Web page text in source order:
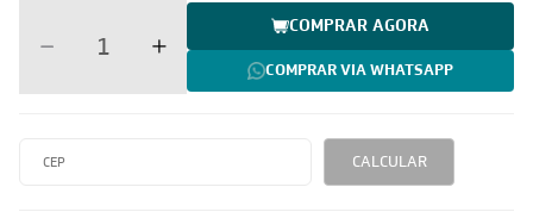
COMPRAR AGORA
COMPRAR VIA WHATSAPP
CALCULAR